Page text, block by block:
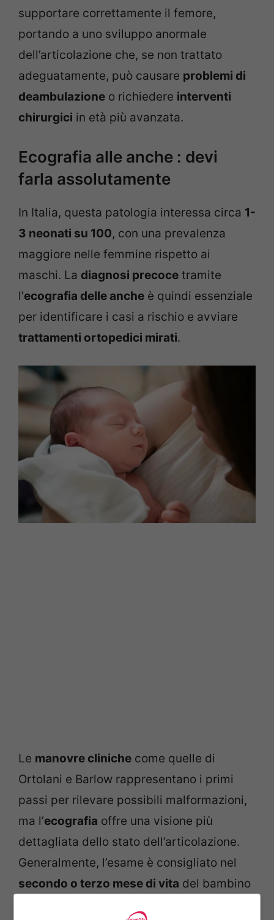
supportare correttamente il femore,
portando a uno sviluppo anormale
dell’articolazione che, se non trattato
adeguatamente, può causare problemi di
deambulazione o richiedere interventi
chirurgici in età più avanzata.
Ecografia alle anche : devi
farla assolutamente
In Italia, questa patologia interessa circa 1-
3 neonati su 100, con una prevalenza
maggiore nelle femmine rispetto ai
maschi. La diagnosi precoce tramite
l’ecografia delle anche è quindi essenziale
per identificare i casi a rischio e avviare
trattamenti ortopedici mirati.
Le manovre cliniche come quelle di
Ortolani e Barlow rappresentano i primi
passi per rilevare possibili malformazioni,
ma l’ecografia offre una visione più
dettagliata dello stato dell’articolazione.
Generalmente, l’esame è consigliato nel
secondo o terzo mese di vita del bambino